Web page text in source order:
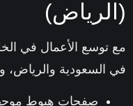
الأعمال في الخليج،
السعودية والرياض،
صفحات هبوط موجهة